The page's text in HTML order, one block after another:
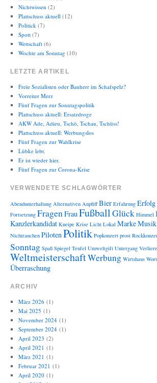
Nichtwissen (2)
Plattschuss aktuell(12)
Politick(7)
Spott(7)
Wettschaft(6)
Wochte am Sonntag (10)
LETZTE ARTIKEL
Freie Sozialisten oder Bauherr im Schafspelz?
Vorreiter Merz
Fünf Fragen zur Sonntagspolitik
Plattschuss aktuell: Ersatzdroge
AKW Ade, Adieu, Tschö, Tschau, Tschüss!
Plattschuss aktuell: Werbungslos
Fünf Fragen zur Wahlkrise
Lübke lebt.
Er ist wieder hier.
Fünf Fragen zur Corona-Krise
VERWENDETE SCHLAGWÖRTER
Abendunterhaltung Alternativen Anpfiff Bier Erfahrung Erfolg
Fortsetzung FragenFrauFußballGlück Himmel
Kanzlerkandidat Kneipe Krise Licht Lokal MarkeMusik
Nichtrauchen PilotenPolitik Popkonzert prost
Sonntag Spaß Spiegel Teufel Umweltgift Untergang
WeltmeisterschaftWerbung Wirtshaus
Überraschung
ARCHIV
März 2026(1)
Mai 2025 (1)
November 2024(1)
September 2024(1)
April 2023 (2)
April 2021 (1)
März 2021 (1)
Februar 2021 (1)
April 2020(1)